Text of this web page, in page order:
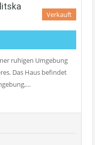
Verkauft
ruhigen Umgebung
Das Haus befindet